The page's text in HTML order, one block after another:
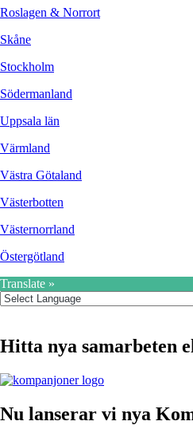
Roslagen & Norrort
Skåne
Stockholm
Södermanland
Uppsala län
Värmland
Västra Götaland
Västerbotten
Västernorrland
Östergötland
Translate »
Hitta nya samarbeten
Nu lanserar vi nya